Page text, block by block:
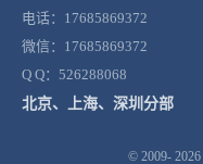
电话：17685869372
微信：17685869372
Q Q：526288068
北京、上海、深圳分部
© 2009- 2026